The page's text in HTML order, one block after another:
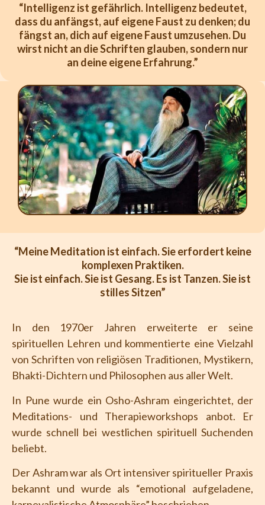
“Intelligenz ist gefährlich. Intelligenz bedeutet,
dass du anfängst, auf eigene Faust zu denken; du
fängst an, dich auf eigene Faust umzusehen. Du
wirst nicht an die Schriften glauben, sondern nur
an deine eigene Erfahrung.”
“Meine Meditation ist einfach. Sie erfordert keine
komplexen Praktiken.
Sie ist einfach. Sie ist Gesang. Es ist Tanzen. Sie ist
stilles Sitzen”
In den 1970er Jahren erweiterte er seine
spirituellen Lehren und kommentierte eine Vielzahl
von Schriften von religiösen Traditionen, Mystikern,
Bhakti-Dichtern und Philosophen aus aller Welt.
In Pune wurde ein Osho-Ashram eingerichtet, der
Meditations- und Therapieworkshops anbot. Er
wurde schnell bei westlichen spirituell Suchenden
beliebt.
Der Ashram war als Ort intensiver spiritueller Praxis
bekannt und wurde als “emotional aufgeladene,